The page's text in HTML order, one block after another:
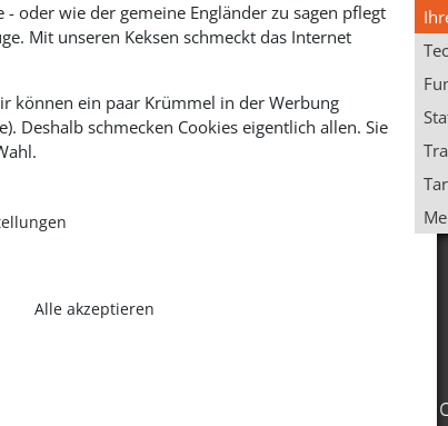
© Schörghofer Ventano Beschläge GmbH &
- oder wie der gemeine Engländer zu sagen pflegt
Mit unseren Keksen schmeckt das Internet
können ein paar Krümmel in der Werbung
Deshalb schmecken Cookies eigentlich allen. Sie
Alle akzeptieren